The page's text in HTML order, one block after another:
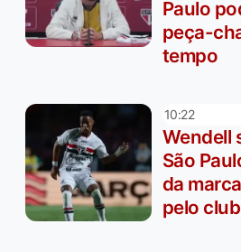
Paulo
peça-
tempo
10:22
Wendell
São
da
pelo